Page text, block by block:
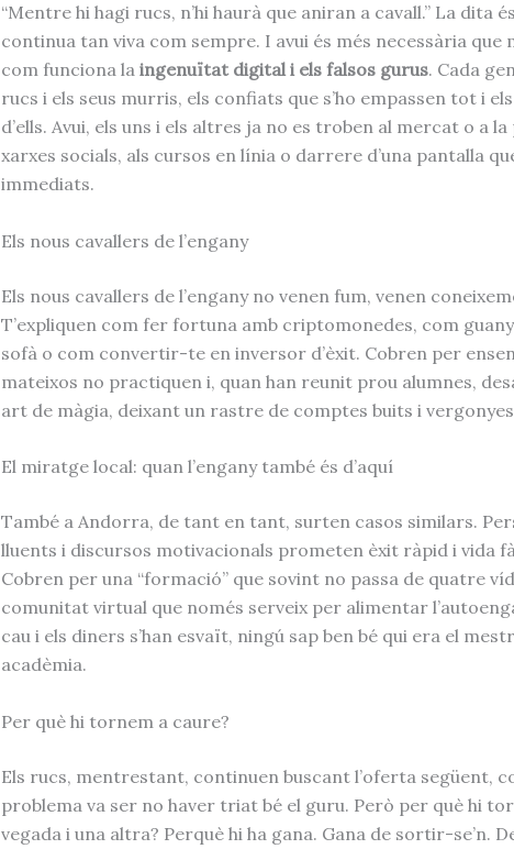
“Mentre hi hagi rucs, n’hi haurà que aniran a cavall.” La dita
continua tan viva com sempre. I avui és més necessària que
com funciona la ingenuïtat digital i els falsos gurus. Cada
rucs i els seus murris, els confiats que s’ho empassen tot i
d’ells. Avui, els uns i els altres ja no es troben al mercat o a la
xarxes socials, als cursos en línia o darrere d’una pantalla
immediats.
Els nous cavallers de l’engany
Els nous cavallers de l’engany no venen fum, venen
T’expliquen com fer fortuna amb criptomonedes, com
sofà o com convertir-te en inversor d’èxit. Cobren per
mateixos no practiquen i, quan han reunit prou alumnes,
art de màgia, deixant un rastre de comptes buits i
El miratge local: quan l’engany també és d’aquí
També a Andorra, de tant en tant, surten casos similars.
lluents i discursos motivacionals prometen èxit ràpid i vida
Cobren per una “formació” que sovint no passa de quatre
comunitat virtual que només serveix per alimentar
cau i els diners s’han esvaït, ningú sap ben bé qui era el
acadèmia.
Per què hi tornem a caure?
Els rucs, mentrestant, continuen buscant l’oferta següent,
problema va ser no haver triat bé el guru. Però per què hi
vegada i una altra? Perquè hi ha gana. Gana de sortir-se’n.